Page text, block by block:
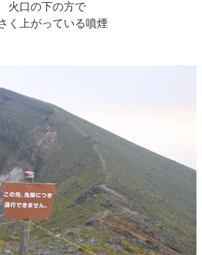
火口の下の方で
く上がっている噴煙